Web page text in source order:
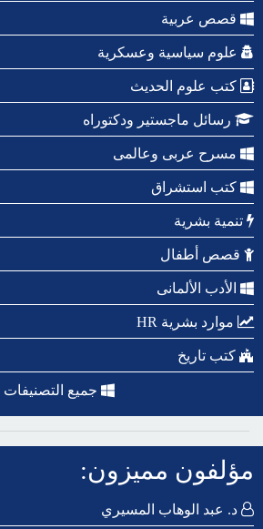
قصص عربية
علوم سياسية وعسكرية
كتب علوم الحديث
رسائل ماجستير ودكتوراه
مسرح عربى وعالمى
كتب استشراق
تنمية بشرية
قصص أطفال
الأدب الألمانى
موارد بشرية HR
كتب تاريخ
جميع التصنيفات
مؤلفون مميزون:
د. عبد الوهاب المسيري